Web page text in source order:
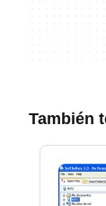
También